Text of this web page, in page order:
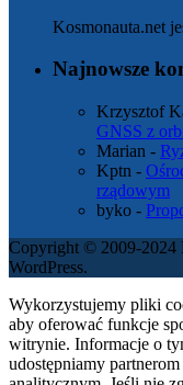
Kosmonauta.net
Najnowsze
Krzysztof
GNSS z
Marian -
Kptn -
rządowym
byko -
Copyright © 2009-2024
WordPress.
Wykorzystujemy pliki
aby oferować funkcje
witrynie. Informacje o
udostępniamy